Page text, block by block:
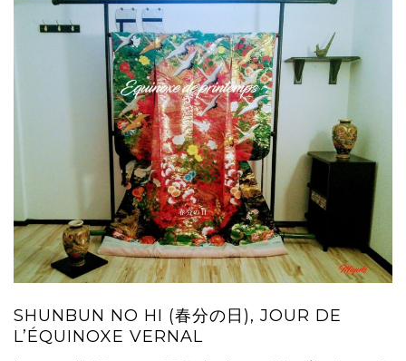
SHUNBUN NO HI (春分の日), JOUR DE
L’ÉQUINOXE VERNAL